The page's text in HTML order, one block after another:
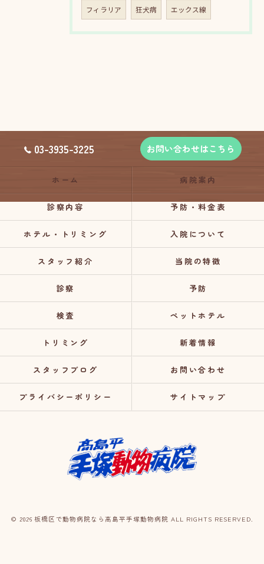
フィラリア 狂犬病 エックス線
03-3935-3225 お問い合わせはこちら
ホーム 病院案内
診察内容 予防・料金表
ホテル・トリミング 入院について
スタッフ紹介 当院の特徴
診察 予防
検査 ペットホテル
トリミング 新着情報
スタッフブログ お問い合わせ
プライバシーポリシー サイトマップ
© 2026 板橋区で動物病院なら高島平手塚動物病院 ALL RIGHTS RESERVED.